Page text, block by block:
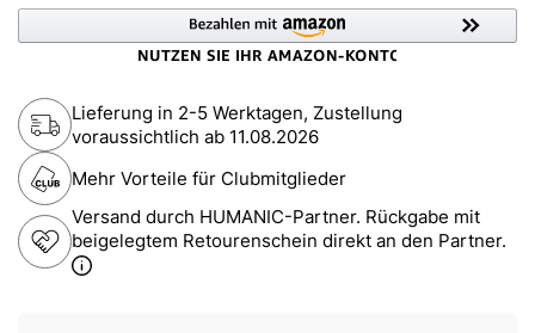
Lieferung in 2-5 Werktagen, Zustellung
voraussichtlich ab 11.08.2026
Mehr Vorteile für Clubmitglieder
Versand durch HUMANIC-Partner. Rückgabe mit
beigelegtem Retourenschein direkt an den Partner.